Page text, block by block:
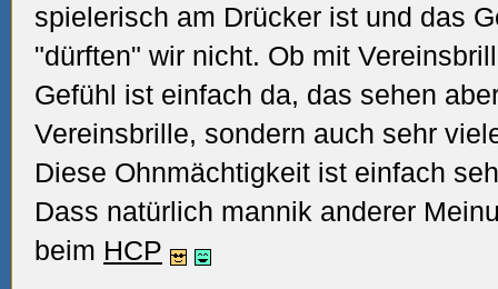
spielerisch am Drücker ist und das
"dürften" wir nicht. Ob mit
Gefühl ist einfach da, das sehen
Vereinsbrille, sondern auch sehr
Diese Ohnmächtigkeit ist einfach
Dass natürlich mannik anderer
beim HCP